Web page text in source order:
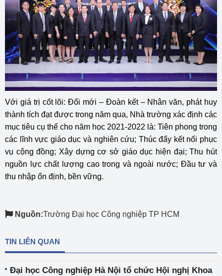
Với giá trị cốt lõi: Đổi mới – Đoàn kết – Nhân văn, phát huy
thành tích đạt được trong năm qua, Nhà trường xác định các
mục tiêu cụ thể cho năm học 2021-2022 là: Tiên phong trong
các lĩnh vực giáo dục và nghiên cứu; Thúc đẩy kết nối phục
vụ cộng đồng; Xây dựng cơ sở giáo dục hiện đại; Thu hút
nguồn lực chất lượng cao trong và ngoài nước; Đầu tư và
thu nhập ổn định, bền vững.
Nguồn:Trường Đại học Công nghiệp TP HCM
TIN LIÊN QUAN
Đại học Công nghiệp Hà Nội tổ chức Hội nghị Khoa